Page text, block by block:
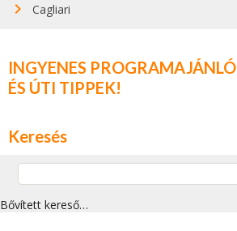
Cagliari
INGYENES PROGRAMAJÁNLÓ
ÉS ÚTI TIPPEK!
Keresés
Bővített kereső…